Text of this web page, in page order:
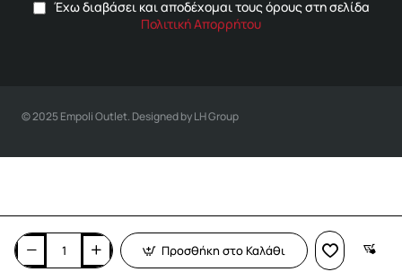
Προσθήκη στο Καλάθι
Έχω διαβάσει και αποδέχομαι τους όρους στη σελίδα
Πολιτική Απορρήτου
© 2025 Empoli Outlet. Designed by LH Group